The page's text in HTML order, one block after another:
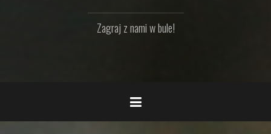
Zagraj z nami w bule!